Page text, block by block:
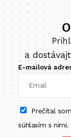
a
E-mailová
Prečítal
súhlasím s nimi.